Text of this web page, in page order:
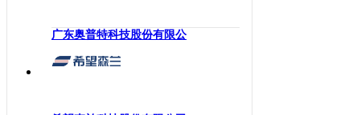
广东奥普特科技股份有限公